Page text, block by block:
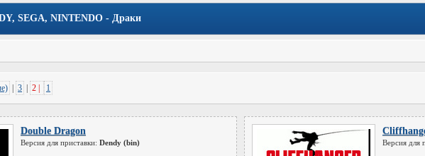
SEGA, NINTENDO - Драки
3 2 | 1
Double Dragon
Версия для приставки: Dendy (bin) Версия для